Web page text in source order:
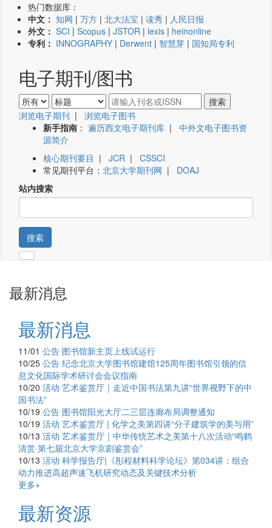
热门数据库：
中文： 知网 | 万方 | 北大法宝 | 读秀 | 人民日报
外文： SCI | Scopus | JSTOR | lexis | heinonline
专利： INNOGRAPHY | Derwent | 智慧芽 | 国知局专利
电子期刊/图书
浏览电子期刊 | 浏览电子图书
新手指南 ： 遍历西文电子期刊库 | 中外文电子图书资
源简介
核心期刊要目 | JCR | CSSCI
常见期刊平台： 北京大学期刊网 | DOAJ
站内搜索
搜索
最新消息
最新消息
11/01 公告 图书馆新主页上线试运行
10/25 公告 纪念北京大学图书馆建馆125周年图书馆引领的信
息文化国际学术研讨会会议指南
10/20 活动 艺术鉴赏厅｜走近中国书法第九讲“世界视野下的中
国书法”
10/19 公告 图书馆阳光大厅二三层连廊布局调整通知
10/19 活动 艺术鉴赏厅 | 化学之美第四讲“分子建筑学的美与用”
10/13 活动 艺术鉴赏厅｜中华传统艺术之美第十八次活动“鸣鹤
清赏·第七届北京大学京剧鉴赏会”
10/13 活动 科学报告厅|《彤程材料科学论坛》第034讲：组合
动力推进高超声速飞机研究动态及关键技术分析
更多+
最新资源